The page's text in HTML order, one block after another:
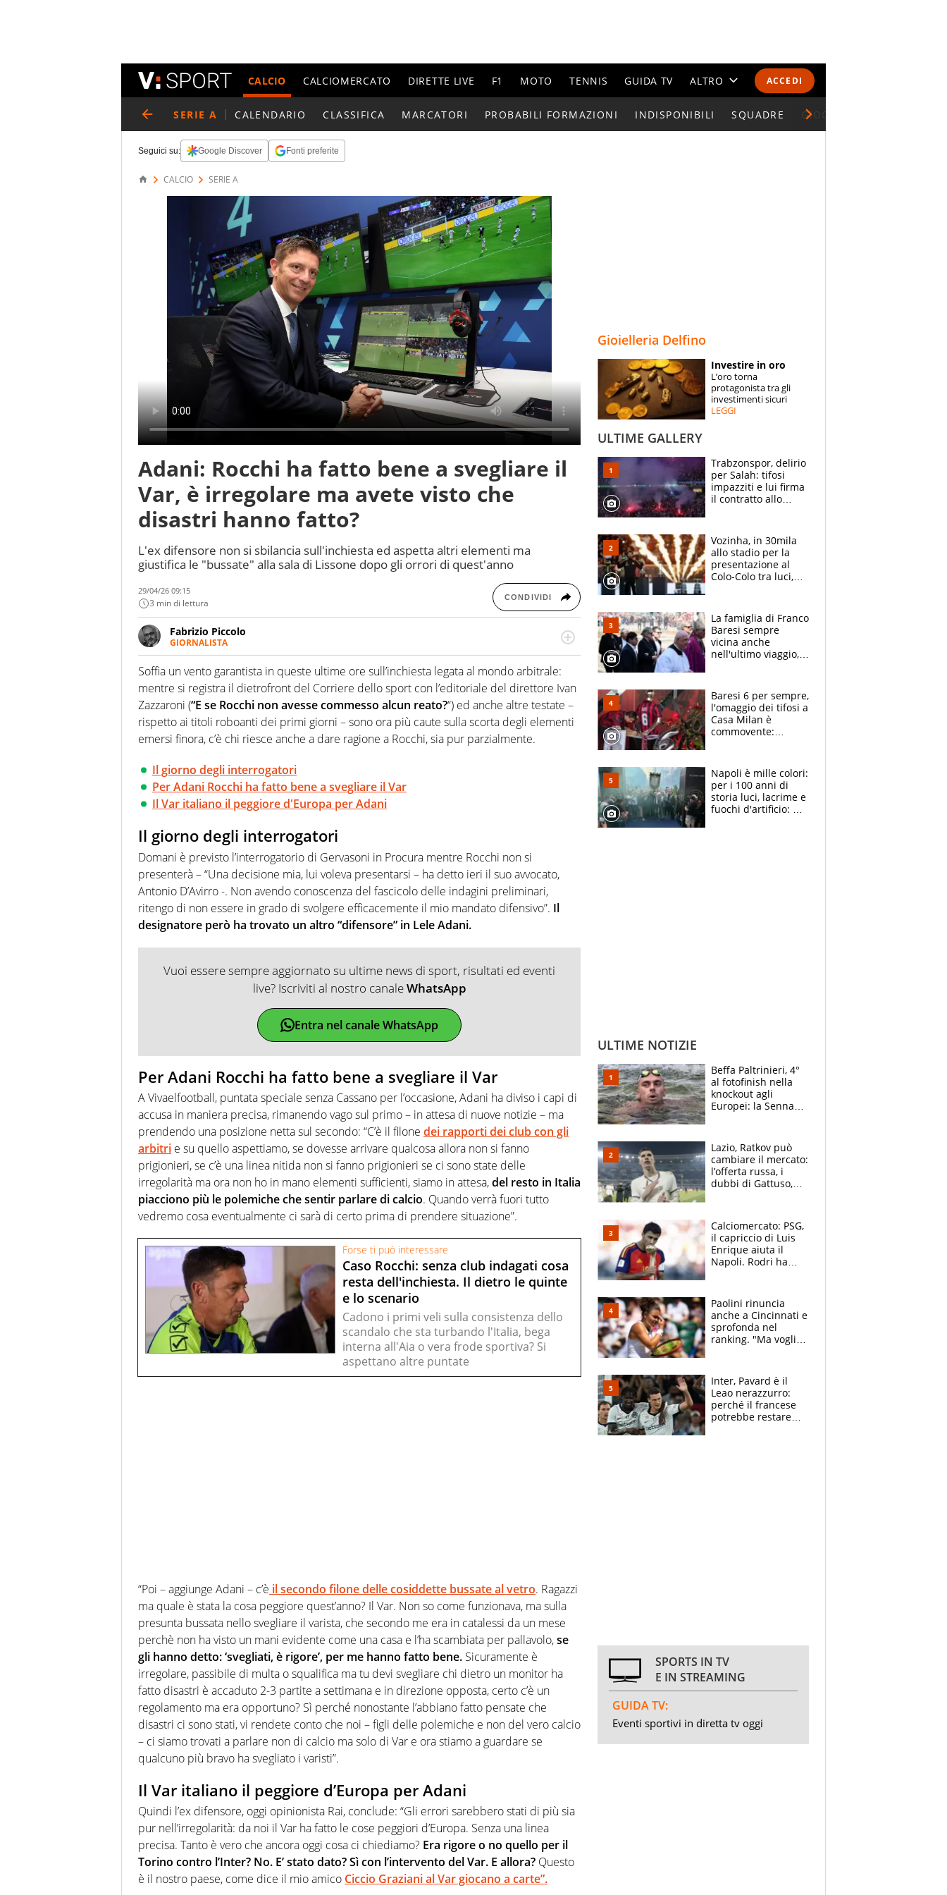
ACCEDI
CALCIO CALCIOMERCATO DIRETTE LIVE F1 MOTO TENNIS GUIDA TV ALTRO
CALENDARI E CLASSIFICHE
ESPERTI
CONTATTI
SERIE A CALENDARIO CLASSIFICA MARCATORI PROBABILI FORMAZIONI INDISPONIBILI SQUADRE GIOCATORI SERIE A
Seguici su: Google Discover Fonti preferite
CALCIO SERIE A
Adani: Rocchi ha fatto bene a svegliare il
Var, è irregolare ma avete visto che
disastri hanno fatto?
L'ex difensore non si sbilancia sull'inchiesta ed aspetta altri elementi ma
giustifica le "bussate" alla sala di Lissone dopo gli orrori di quest'anno
29/04/26 09:15
3 min di lettura CONDIVIDI
Fabrizio Piccolo
GIORNALISTA
Nella sua carriera ha seguito numerose manifestazioni sportive e collaborato con
agenzie e testate. Esperienza, competenza, conoscenza e memoria storica. Si occupa
prevalentemente di calcio
Soffia un vento garantista in queste ultime ore sull’inchiesta legata al mondo arbitrale:
mentre si registra il dietrofront del Corriere dello sport con l’editoriale del direttore Ivan
Zazzaroni (“E se Rocchi non avesse commesso alcun reato?“) ed anche altre testate –
rispetto ai titoli roboanti dei primi giorni – sono ora più caute sulla scorta degli elementi
emersi finora, c’è chi riesce anche a dare ragione a Rocchi, sia pur parzialmente.
Il giorno degli interrogatori
Per Adani Rocchi ha fatto bene a svegliare il Var
Il Var italiano il peggiore d'Europa per Adani
Il giorno degli interrogatori
Domani è previsto l’interrogatorio di Gervasoni in Procura mentre Rocchi non si
presenterà – “Una decisione mia, lui voleva presentarsi – ha detto ieri il suo avvocato,
Antonio D’Avirro -. Non avendo conoscenza del fascicolo delle indagini preliminari,
ritengo di non essere in grado di svolgere efficacemente il mio mandato difensivo”. Il
designatore però ha trovato un altro “difensore” in Lele Adani.
Vuoi essere sempre aggiornato su ultime news di sport, risultati ed eventi
live? Iscriviti al nostro canaleWhatsApp
Entra nel canale WhatsApp
Per Adani Rocchi ha fatto bene a svegliare il Var
A Vivaelfootball, puntata speciale senza Cassano per l’occasione, Adani ha diviso i capi di
accusa in maniera precisa, rimanendo vago sul primo – in attesa di nuove notizie – ma
prendendo una posizione netta sul secondo: “C’è il filone dei rapporti dei club con gli
arbitri e su quello aspettiamo, se dovesse arrivare qualcosa allora non si fanno
prigionieri, se c’è una linea nitida non si fanno prigionieri se ci sono state delle
irregolarità ma ora non ho in mano elementi sufficienti, siamo in attesa,del resto in Italia
piacciono più le polemiche che sentir parlare di calcio. Quando verrà fuori tutto
vedremo cosa eventualmente ci sarà di certo prima di prendere situazione”.
Forse ti può interessare
Caso Rocchi: senza club indagati cosa
resta dell'inchiesta. Il dietro le quinte
e lo scenario
Cadono i primi veli sulla consistenza dello
scandalo che sta turbando l'Italia, bega
interna all'Aia o vera frode sportiva? Si
aspettano altre puntate
“Poi – aggiunge Adani – c’è il secondo filone delle cosiddette bussate al vetro. Ragazzi
ma quale è stata la cosa peggiore quest’anno? Il Var. Non so come funzionava, ma sulla
presunta bussata nello svegliare il varista, che secondo me era in catalessi da un mese
perchè non ha visto un mani evidente come una casa e l’ha scambiata per pallavolo,se
gli hanno detto: ‘svegliati, è rigore’, per me hanno fatto bene. Sicuramente è
irregolare, passibile di multa o squalifica ma tu devi svegliare chi dietro un monitor ha
fatto disastri è accaduto 2-3 partite a settimana e in direzione opposta, certo c’è un
regolamento ma era opportuno? Sì perché nonostante l’abbiano fatto pensate che
disastri ci sono stati, vi rendete conto che noi – figli delle polemiche e non del vero calcio
– ci siamo trovati a parlare non di calcio ma solo di Var e ora stiamo a guardare se
qualcuno più bravo ha svegliato i varisti”.
Il Var italiano il peggiore d’Europa per Adani
Quindi l’ex difensore, oggi opinionista Rai, conclude: “Gli errori sarebbero stati di più sia
pur nell’irregolarità: da noi il Var ha fatto le cose peggiori d’Europa. Senza una linea
precisa. Tanto è vero che ancora oggi cosa ci chiediamo? Era rigore o no quello per il
Torino contro l’Inter? No. E’ stato dato? Sì con l’intervento del Var. E allora? Questo
è il nostro paese, come dice il mio amico Ciccio Graziani al Var giocano a carte”.
Gioielleria Delfino
Investire in oro
L’oro torna
protagonista tra gli
investimenti sicuri
LEGGI
ULTIME GALLERY
Trabzonspor, delirio
per Salah: tifosi
impazziti e lui firma
il contratto allo
Vozinha, in 30mila
allo stadio per la
presentazione al
Colo-Colo tra luci,
La famiglia di Franco
Baresi sempre
vicina anche
nell'ultimo viaggio,
circondati
dall'affetto dei tifosi
Baresi 6 per sempre,
l'omaggio dei tifosi a
Casa Milan è
commovente:
bigliettini
Napoli è mille colori:
per i 100 anni di
storia luci, lacrime e
fuochi d'artificio: De
ULTIME NOTIZIE
Beffa Paltrinieri, 4°
al fotofinish nella
knockout agli
Europei: la Senna
Lazio, Ratkov può
cambiare il mercato:
l’offerta russa, i
dubbi di Gattuso,
Calciomercato: PSG,
il capriccio di Luis
Enrique aiuta il
Napoli. Rodri ha
Fernandez
Paolini rinuncia
anche a Cincinnati e
sprofonda nel
ranking. "Ma voglio
Inter, Pavard è il
Leao nerazzurro:
perché il francese
potrebbe restare
SPORTS IN TV
E IN STREAMING
GUIDA TV:
Eventi sportivi in diretta tv oggi